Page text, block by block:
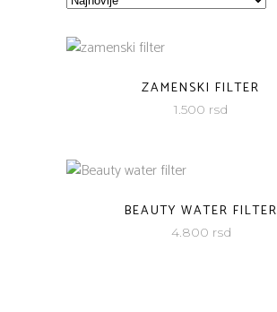
ZAMENSKI FILTER
1.500 rsd
BEAUTY WATER FILTER
4.800 rsd